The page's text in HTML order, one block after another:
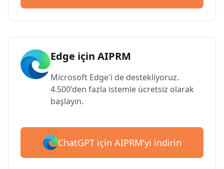
Edge için AIPRM
Microsoft Edge'i de destekliyoruz.
4.500'den fazla istemle ücretsiz olarak
başlayın.
ChatGPT için AIPRM'yi indirin